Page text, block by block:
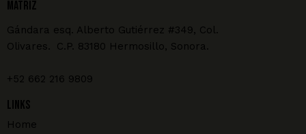
MATRIZ
Gándara esq. Alberto Gutiérrez #349, Col.
Olivares. C.P. 83180 Hermosillo, Sonora.
+52 662 216 9809
Links
Home